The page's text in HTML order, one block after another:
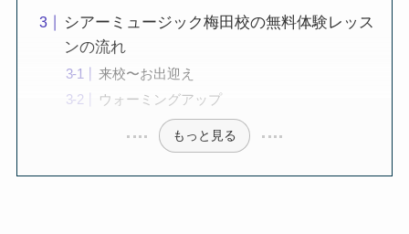
シアーミュージック梅田校の無料体験レッス
ンの流れ
来校〜お出迎え
ウォーミングアップ
もっと見る